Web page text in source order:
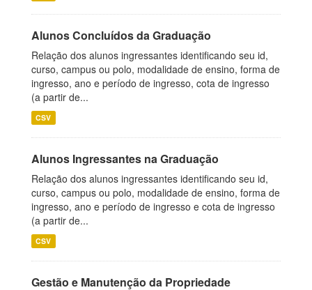
Alunos Concluídos da Graduação
Relação dos alunos ingressantes identificando seu id,
curso, campus ou polo, modalidade de ensino, forma de
ingresso, ano e período de ingresso, cota de ingresso
(a partir de...
CSV
Alunos Ingressantes na Graduação
Relação dos alunos ingressantes identificando seu id,
curso, campus ou polo, modalidade de ensino, forma de
ingresso, ano e período de ingresso e cota de ingresso
(a partir de...
CSV
Gestão e Manutenção da Propriedade